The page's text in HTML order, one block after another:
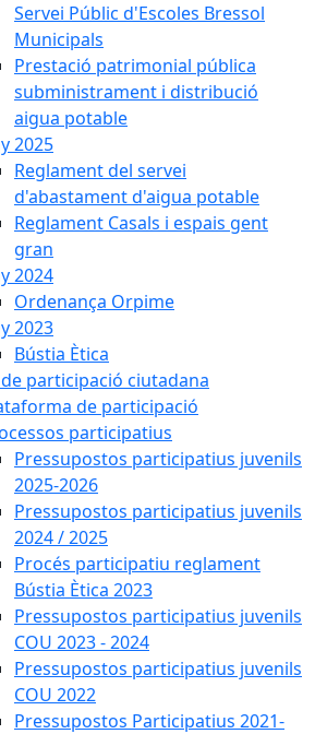
Servei Públic d'Escoles Bressol
Municipals
Prestació patrimonial pública
subministrament i distribució
aigua potable
2025
Reglament del servei
d'abastament d'aigua potable
Reglament Casals i espais gent
gran
2024
Ordenança Orpime
2023
Bústia Ètica
de participació ciutadana
de participació
participatius
Pressupostos participatius juvenils
2025-2026
Pressupostos participatius juvenils
2024 / 2025
Procés participatiu reglament
Bústia Ètica 2023
Pressupostos participatius juvenils
COU 2023 - 2024
Pressupostos participatius juvenils
COU 2022
Pressupostos Participatius 2021-